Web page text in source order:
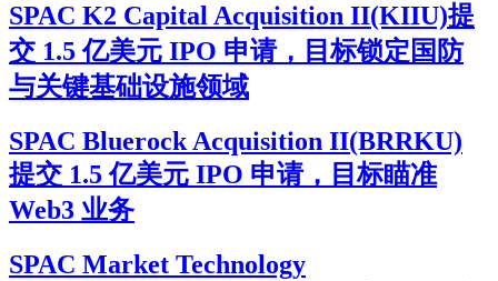
SPAC K2 Capital Acquisition II(KIIU)提
交 1.5 亿美元 IPO 申请，目标锁定国防
与关键基础设施领域
SPAC Bluerock Acquisition II(BRRKU)
提交 1.5 亿美元 IPO 申请，目标瞄准
Web3 业务
SPAC Market Technology